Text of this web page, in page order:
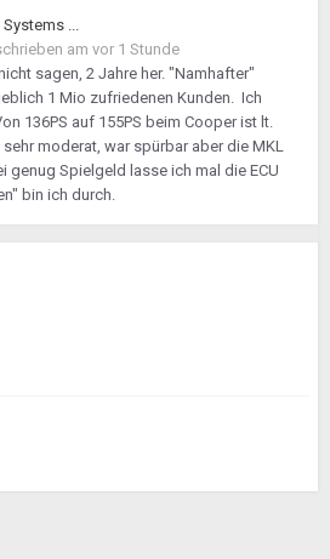
...
am vor 1 Stunde
sagen, 2 Jahre her. "Namhafter"
1 Mio zufriedenen Kunden. Ich
136PS auf 155PS beim Cooper ist lt.
moderat, war spürbar aber die MKL
genug Spielgeld lasse ich mal die ECU
bin ich durch.